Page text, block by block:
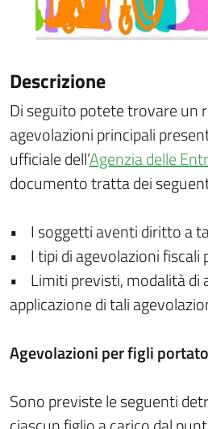
Descrizione
Di seguito potete trovare un
agevolazioni principali
ufficiale dell’Agenzia delle
documento tratta dei
• I soggetti aventi diritto a
• I tipi di agevolazioni fiscali
• Limiti previsti, modalità di
applicazione di tali
Agevolazioni per figli
Sono previste le seguenti